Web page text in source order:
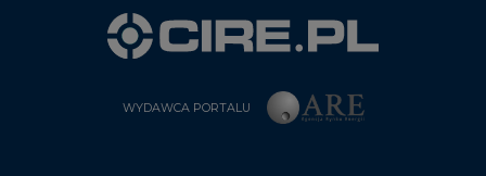
WYDAWCA PORTALU